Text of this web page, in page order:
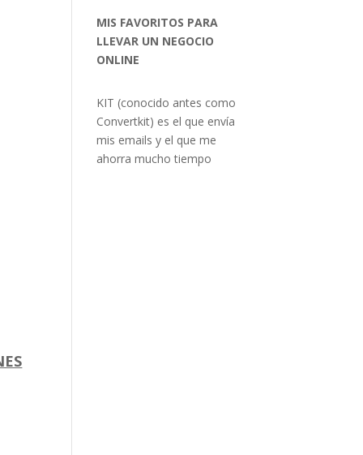
MIS FAVORITOS PARA
LLEVAR UN NEGOCIO
ONLINE
KIT (conocido antes como
Convertkit) es el que envía
mis emails y el que me
ahorra mucho tiempo